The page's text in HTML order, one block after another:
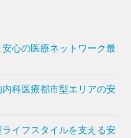
心の医療ネットワーク最
科医療都市型エリアの安
イフスタイルを支える安